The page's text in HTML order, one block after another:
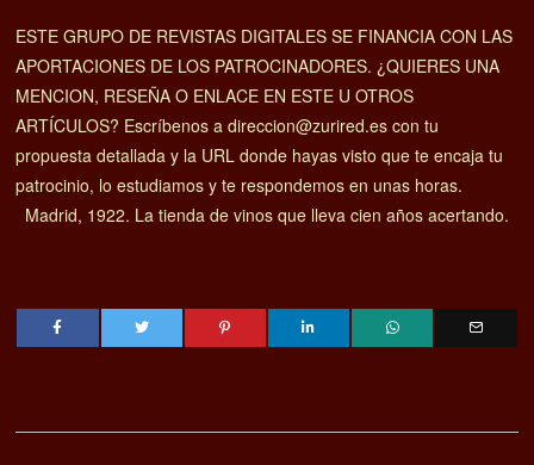
ESTE GRUPO DE REVISTAS DIGITALES SE FINANCIA CON LAS
APORTACIONES DE LOS PATROCINADORES. ¿QUIERES UNA
MENCION, RESEÑA O ENLACE EN ESTE U OTROS
ARTÍCULOS? Escríbenos a direccion@zurired.es con tu
propuesta detallada y la URL donde hayas visto que te encaja tu
patrocinio, lo estudiamos y te respondemos en unas horas.
Madrid, 1922. La tienda de vinos que lleva cien años acertando.